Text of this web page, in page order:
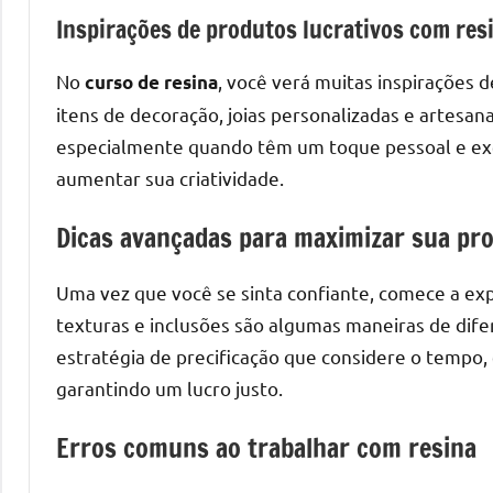
Inspirações de produtos lucrativos com
Nocurso de resina , você verá muitas inspirações
itens de decoração, joias personalizadas e
especialmente quando têm um toque pessoal e
aumentar sua criatividade.
Dicas avançadas para maximizar sua
Uma vez que você se sinta confiante, comece a
texturas e inclusões são algumas maneiras de
estratégia de precificação que considere o tempo,
garantindo um lucro justo.
Erros comuns ao trabalhar com resina